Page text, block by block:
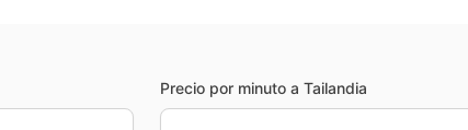
Precio por minuto a Tailandia